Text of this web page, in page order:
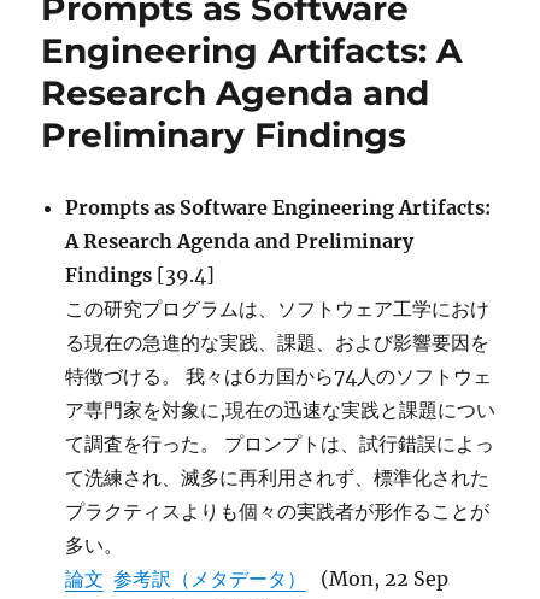
Coding
with
Large
Language
Models
に
Prompts as Software
Engineering Artifacts: A
Research Agenda and
Preliminary Findings
Prompts as Software Engineering Artifacts:
A Research Agenda and Preliminary
Findings [39.4]
この研究プログラムは、ソフトウェア工学におけ
る現在の急進的な実践、課題、および影響要因を
特徴づける。 我々は6カ国から74人のソフトウェ
ア専門家を対象に,現在の迅速な実践と課題につい
て調査を行った。 プロンプトは、試行錯誤によっ
て洗練され、滅多に再利用されず、標準化された
プラクティスよりも個々の実践者が形作ることが
多い。
論文 参考訳（メタデータ）
(Mon, 22 Sep